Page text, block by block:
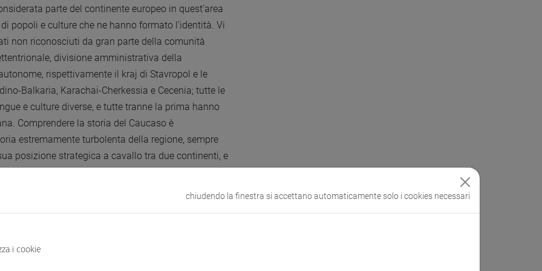
parte del continente europeo in quest’area
popoli e culture che ne hanno formato l’identità. Vi
non riconosciuti da gran parte della comunità
divisione amministrativa della
rispettivamente il kraj di Stavropol e le
Balkaria, Karachai-Cherkessia e Cecenia; tutte le
e culture diverse, e tutte tranne la prima hanno
Comprendere la storia del Caucaso è
estremamente turbolenta della regione, sempre
posizione strategica a cavallo tra due continenti, e
condizionato il suo sviluppo in periodi e
e nomadi ha avuto il suo primo incontro con la
chiudendo la finestra si accettano automaticamente solo i cookies necessari
i cookie